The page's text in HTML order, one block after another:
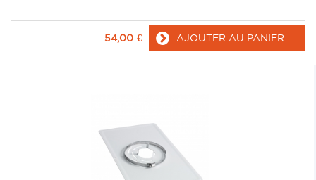
54,00 € AJOUTER AU PANIER